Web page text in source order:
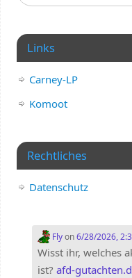
Links
Carney-LP
Komoot
Rechtliches
Datenschutz
Flyon6/28/2026,
Wisst ihr, welches
ist? afd-